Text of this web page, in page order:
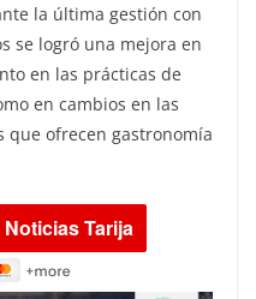
la última gestión con
se logró una mejora en
en las prácticas de
en cambios en las
que ofrecen gastronomía